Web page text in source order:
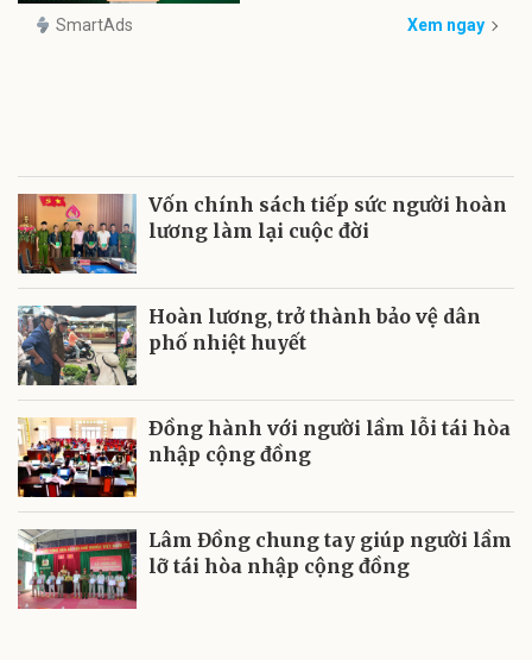
SmartAds Xem ngay
Vốn chính sách tiếp sức người hoàn
lương làm lại cuộc đời
Hoàn lương, trở thành bảo vệ dân
phố nhiệt huyết
Ðồng hành với người lầm lỗi tái hòa
nhập cộng đồng
Lâm Đồng chung tay giúp người lầm
lỡ tái hòa nhập cộng đồng